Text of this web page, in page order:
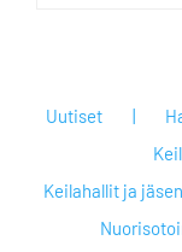
Uutiset
Keilahallit ja